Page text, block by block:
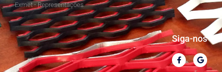
Exmet - Representações
Siga-nos